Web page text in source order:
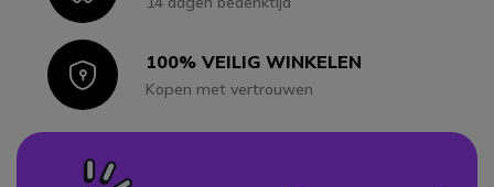
Icon100% VEILIG WINKELEN
Kopen met vertrouwen